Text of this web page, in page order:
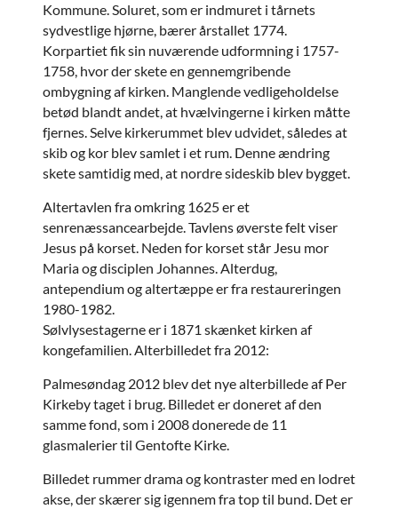
Kommune. Soluret, som er indmuret i tårnets
sydvestlige hjørne, bærer årstallet 1774.
Korpartiet fik sin nuværende udformning i 1757-
1758, hvor der skete en gennemgribende
ombygning af kirken. Manglende vedligeholdelse
betød blandt andet, at hvælvingerne i kirken måtte
fjernes. Selve kirkerummet blev udvidet, således at
skib og kor blev samlet i et rum. Denne ændring
skete samtidig med, at nordre sideskib blev bygget.
Altertavlen fra omkring 1625 er et
senrenæssancearbejde. Tavlens øverste felt viser
Jesus på korset. Neden for korset står Jesu mor
Maria og disciplen Johannes. Alterdug,
antependium og altertæppe er fra restaureringen
1980-1982.
Sølvlysestagerne er i 1871 skænket kirken af
kongefamilien. Alterbilledet fra 2012:
Palmesøndag 2012 blev det nye alterbillede af Per
Kirkeby taget i brug. Billedet er doneret af den
samme fond, som i 2008 donerede de 11
glasmalerier til Gentofte Kirke.
Billedet rummer drama og kontraster med en lodret
akse, der skærer sig igennem fra top til bund. Det er